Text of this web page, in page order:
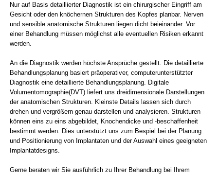
Nur auf Basis detaillierter Diagnostik ist ein chirurgischer Eingriff am
Gesicht oder den knöchernen Strukturen des Kopfes planbar. Nerven
und sensible anatomische Strukturen liegen dicht beieinander. Vor
einer Behandlung müssen möglichst alle eventuellen Risiken erkannt
werden.
An die Diagnostik werden höchste Ansprüche gestellt. Die detaillierte
Behandlungsplanung basiert präoperativer, computerunterstützter
Diagnostik eine detaillierte Behandlungsplanung. Digitale
Volumentomographie(DVT) liefert uns dreidimensionale Darstellungen
der anatomischen Strukturen. Kleinste Details lassen sich durch
drehen und vergrößern genau darstellen und analysieren. Strukturen
können eins zu eins abgebildet, Knochendicke und -beschaffenheit
bestimmt werden. Dies unterstützt uns zum Bespiel bei der Planung
und Positionierung von Implantaten und der Auswahl eines geeigneten
Implantatdesigns.
Gerne beraten wir Sie ausführlich zu Ihrer Behandlung bei Ihrem